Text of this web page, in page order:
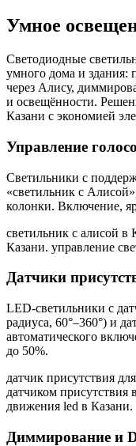
Умное
Светодиодные
умного дома и здания:
через Алису,
и освещённости.
Казани с экономией
Управление
Светильники с
«светильник с
колонки. Включение,
светильник с алисой в
Казани. управление
Датчики
LED-светильники с
радиуса, 60°–360°) и
автоматического
до 50%.
датчик присутствия
датчиком присутствия
движения led в Казани.
Диммирование и